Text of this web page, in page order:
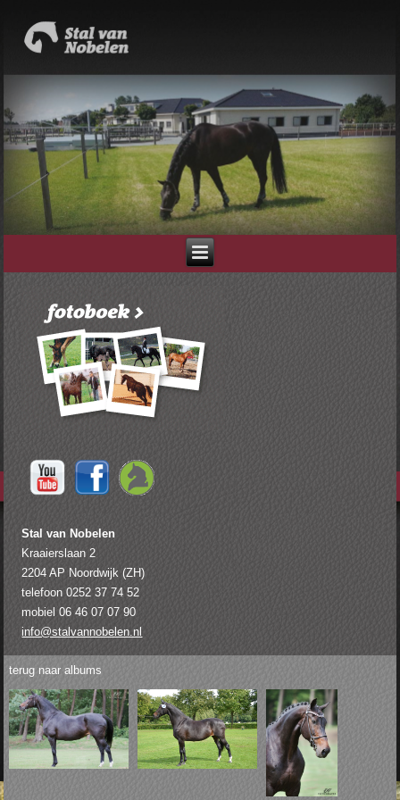
Stal van Nobelen
Kraaierslaan 2
2204 AP Noordwijk (ZH)
telefoon 0252 37 74 52
mobiel 06 46 07 07 90
info@stalvannobelen.nl
terug naar albums